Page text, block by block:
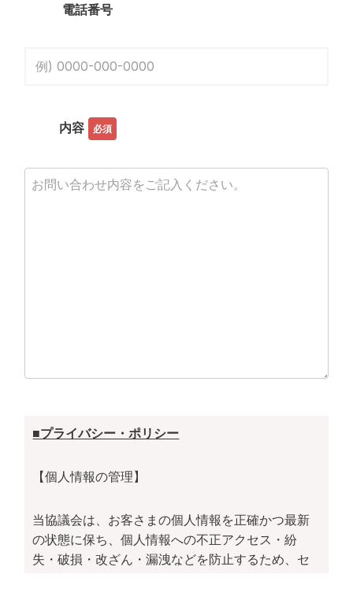
電話番号
内容 必須
■プライバシー・ポリシー
【個人情報の管理】
当協議会は、お客さまの個人情報を正確かつ最新
の状態に保ち、個人情報への不正アクセス・紛
失・破損・改ざん・漏洩などを防止するため、セ